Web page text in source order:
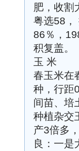
肥，收割
粤选58，
86％，
积复盖。
玉 米
春玉米在
种，行距
间苗、培
种植杂交
产3倍多
良：一是